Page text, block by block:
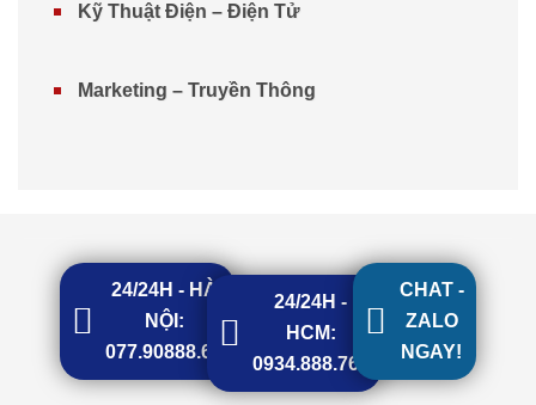
Kỹ Thuật Điện – Điện Tử
Marketing – Truyền Thông
24/24H - HÀ
NỘI:
077.90888.68
24/24H -
HCM:
0934.888.768
CHAT -
ZALO
NGAY!